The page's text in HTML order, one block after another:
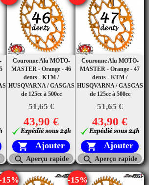
Couronne Alu MOTO-
MASTER - Orange - 46
dents - KTM /
HUSQVARNA / GASGAS
de 125cc à 500cc
51,65 €
43,90 €
 Ajouter
 Aperçu rapide
Couronne Alu MOTO-
MASTER - Orange - 47
dents - KTM /
HUSQVARNA / GASGAS
de 125cc à 500cc
51,65 €
43,90 €
 Ajouter
 Aperçu rapide
15% -15%